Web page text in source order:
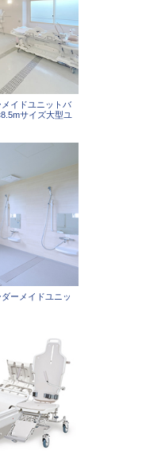
イドユニットバ
サイズ大型ユ
ーメイドユニッ